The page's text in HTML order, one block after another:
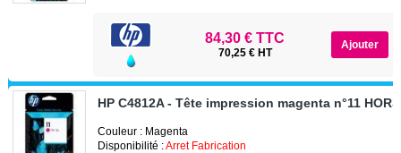
84,30 € TTC
70,25 € HT
HP C4812A - Tête impression magenta n°11
Couleur : Magenta
Disponibilité :Arret Fabrication